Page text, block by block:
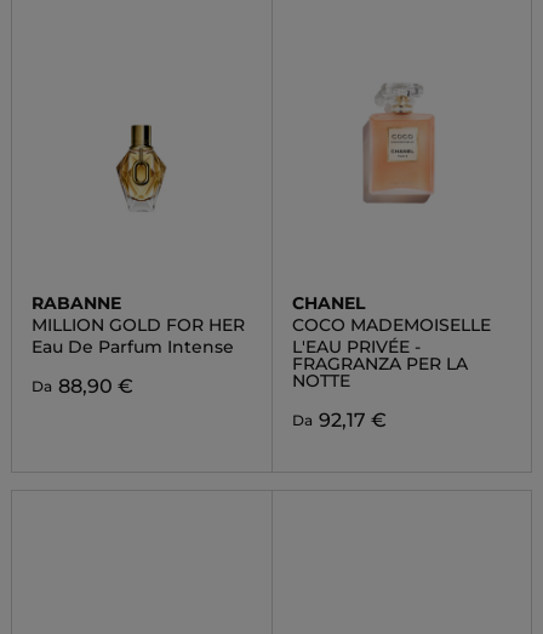
RABANNE
MILLION GOLD FOR HER
Eau De Parfum Intense
Da 88,90 €
CHANEL
COCO MADEMOISELLE
L'EAU PRIVÉE -
FRAGRANZA PER LA
NOTTE
Da 92,17 €